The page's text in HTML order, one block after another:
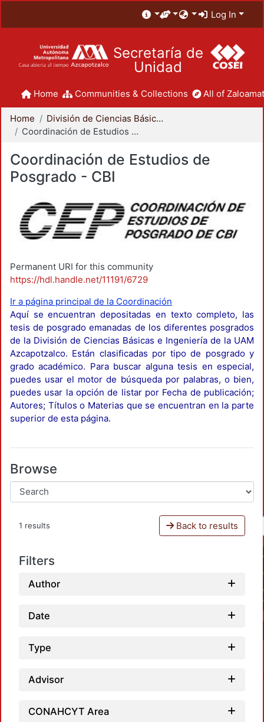
Log In
Secretaría de
Unidad
Home Communities & Collections All of
Home
División de Ciencias Básicas e Ingeniería
Coordinación de Estudios de Posgrado - CBI
Coordinación de Estudios de
Posgrado - CBI
Permanent URI for this community
https://hdl.handle.net/11191/6729
Ir a página principal de la Coordinación
Aquí se encuentran depositadas en texto completo, las
tesis de posgrado emanadas de los diferentes posgrados
de la División de Ciencias Básicas e Ingeniería de la UAM
Azcapotzalco. Están clasificadas por tipo de posgrado y
grado académico. Para buscar alguna tesis en especial,
puedes usar el motor de búsqueda por palabras, o bien,
puedes usar la opción de listar por Fecha de publicación;
Autores; Títulos o Materias que se encuentran en la parte
superior de esta página.
Browse
1 results Back to results
Filters
Author
Date
Type
Advisor
CONAHCYT Area